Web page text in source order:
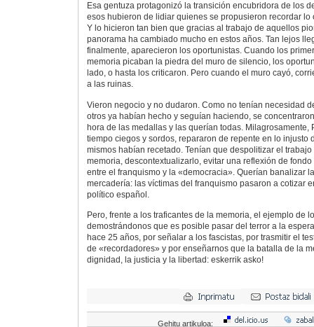
Esa gentuza protagonizó la transición encubridora de los
esos hubieron de lidiar quienes se propusieron recordar lo
Y lo hicieron tan bien que gracias al trabajo de aquellos
panorama ha cambiado mucho en estos años. Tan lejos
finalmente, aparecieron los oportunistas. Cuando los
memoria picaban la piedra del muro de silencio, los
lado, o hasta los criticaron. Pero cuando el muro cayó,
a las ruinas.
Vieron negocio y no dudaron. Como no tenían necesidad
otros ya habían hecho y seguían haciendo, se
hora de las medallas y las querían todas. Milagrosamente,
tiempo ciegos y sordos, repararon de repente en lo injusto
mismos habían recetado. Tenían que despolitizar el
memoria, descontextualizarlo, evitar una reflexión de
entre el franquismo y la «democracia». Querían banalizar
mercadería: las víctimas del franquismo pasaron a cotizar
político español.
Pero, frente a los traficantes de la memoria, el ejemplo de
demostrándonos que es posible pasar del terror a la
hace 25 años, por señalar a los fascistas, por trasmitir el
de «recordadores» y por enseñarnos que la batalla de la
dignidad, la justicia y la libertad: eskerrik asko!
Gehitu artikuloa: